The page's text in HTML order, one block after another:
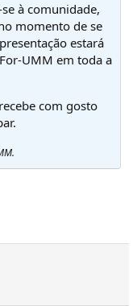
à comunidade,
momento de se
estará
UMM em toda a
com gosto